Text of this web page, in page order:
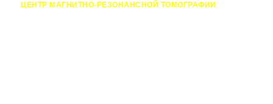
ЦЕНТР МАГНИТНО-РЕЗОНАНСНОЙ ТОМОГРАФИИ